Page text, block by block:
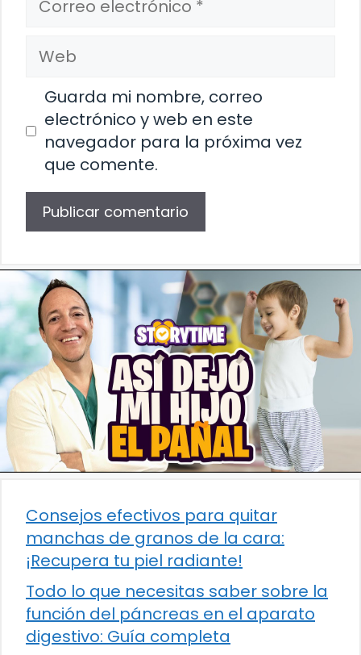
electrónico
Web
Guarda mi nombre, correo
electrónico y web en este
navegador para la próxima vez
que comente.
Consejos efectivos para quitar
manchas de granos de la cara:
¡Recupera tu piel radiante!
Todo lo que necesitas saber sobre la
función del páncreas en el aparato
digestivo: Guía completa